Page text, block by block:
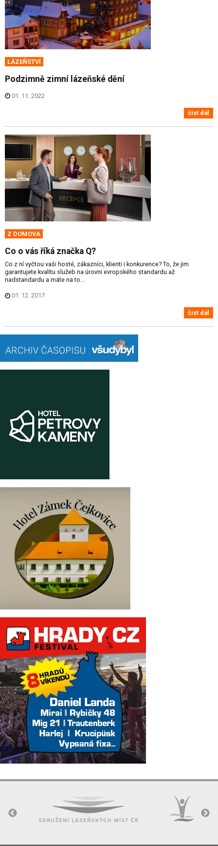
LÁZEŇSTVÍ
Podzimně zimní lázeňské dění
01. 11. 2022
číst dál
Z DOMOVA
Co o vás říká značka Q?
Co z ní vyčtou vaši hosté, zákazníci, klienti i konkurence? To, že jim
garantujete kvalitu služeb na úrovni evropského standardu až
nadstandardu a máte na to...
01. 12. 2017
číst dál